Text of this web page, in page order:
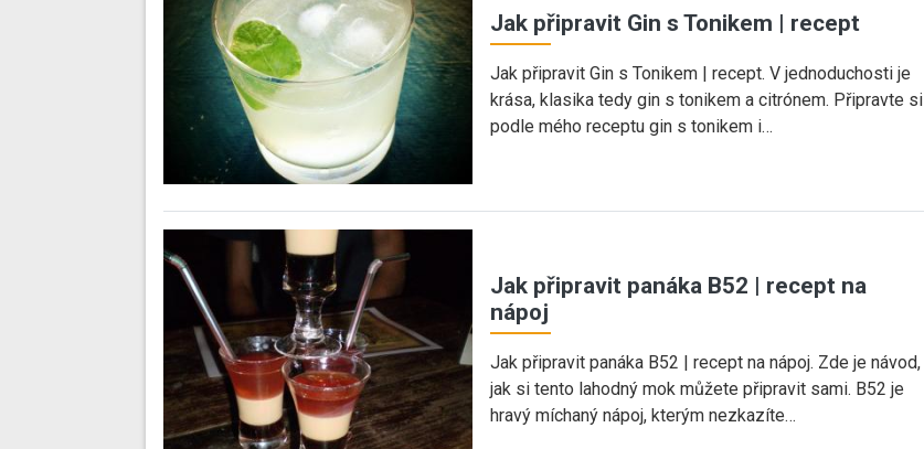
Jak připravit Gin s Tonikem | recept
Jak připravit Gin s Tonikem | recept. V jednoduchosti je
krása, klasika tedy gin s tonikem a citrónem. Připravte si
podle mého receptu gin s tonikem i…
Jak připravit panáka B52 | recept na
nápoj
Jak připravit panáka B52 | recept na nápoj. Zde je návod,
jak si tento lahodný mok můžete připravit sami. B52 je
hravý míchaný nápoj, kterým nezkazíte…